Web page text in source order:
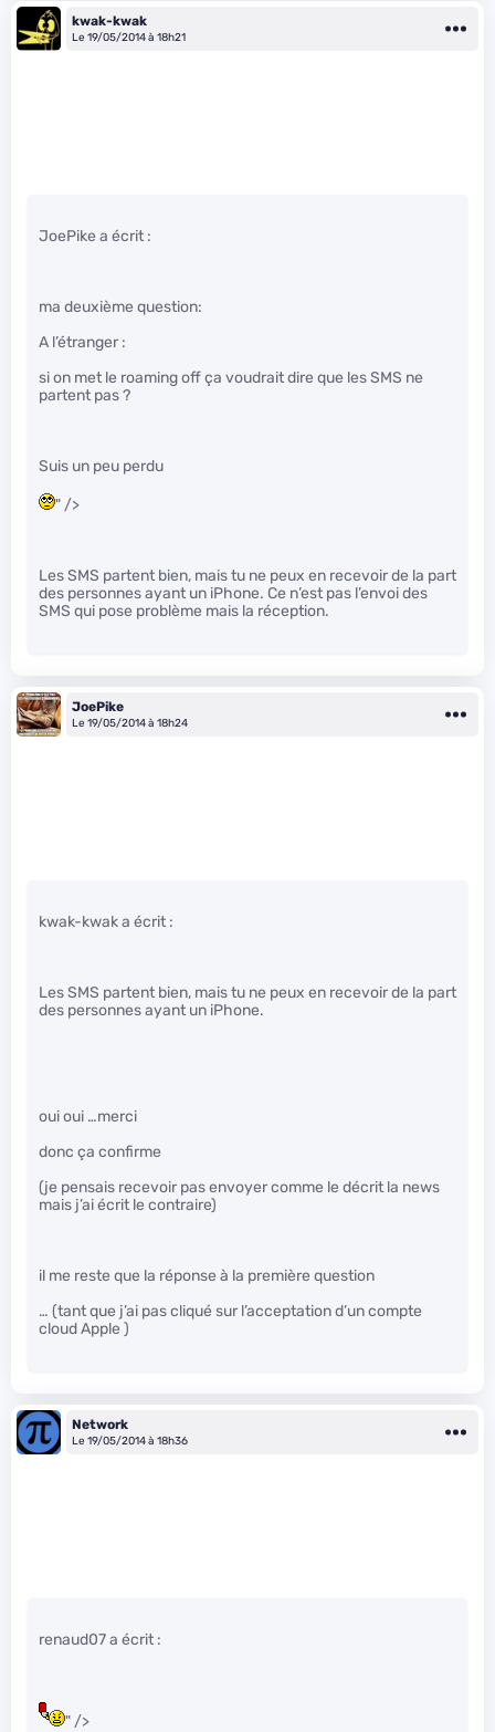
kwak-kwak
Le 19/05/2014 à 18h21
JoePike a écrit :
ma deuxième question:
A l’étranger :
si on met le roaming off ça voudrait dire que les SMS ne
partent pas ?
Suis un peu perdu
" />
Les SMS partent bien, mais tu ne peux en recevoir de la part
des personnes ayant un iPhone. Ce n’est pas l’envoi des
SMS qui pose problème mais la réception.
JoePike
Le 19/05/2014 à 18h24
kwak-kwak a écrit :
Les SMS partent bien, mais tu ne peux en recevoir de la part
des personnes ayant un iPhone.
oui oui …merci
donc ça confirme
(je pensais recevoir pas envoyer comme le décrit la news
mais j’ai écrit le contraire)
il me reste que la réponse à la première question
… (tant que j’ai pas cliqué sur l’acceptation d’un compte
cloud Apple )
Network
Le 19/05/2014 à 18h36
renaud07 a écrit :
" />